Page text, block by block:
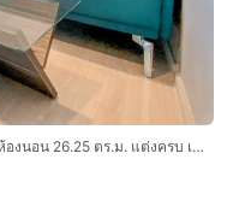
ขายคอนโด The Tree ดินแดง–ราชปรารภ 1 ห้องนอน 26.25 ตร.ม. แต่งครบ เจ้าของขายเอง